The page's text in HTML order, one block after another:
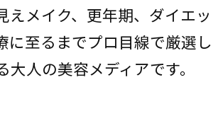
えメイク、更年期、ダイエッ
に至るまでプロ目線で厳選し
大人の美容メディアです。